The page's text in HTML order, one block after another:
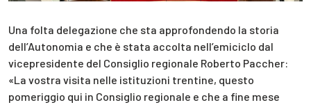
Una folta delegazione che sta approfondendo la storia
dell’Autonomia e che è stata accolta nell’emiciclo dal
vicepresidente del Consiglio regionale Roberto Paccher:
«La vostra visita nelle istituzioni trentine, questo
pomeriggio qui in Consiglio regionale e che a fine mese